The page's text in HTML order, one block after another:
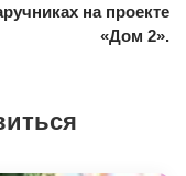
на проекте
«Дом 2».